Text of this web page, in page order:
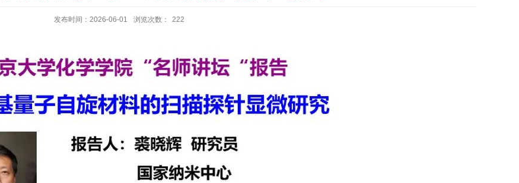
发布时间：2026-06-01 浏览次数： 222